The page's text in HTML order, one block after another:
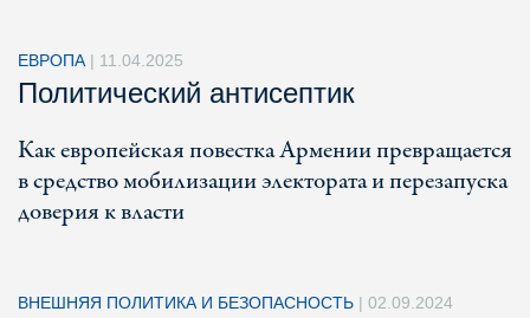
ЕВРОПА | 11.04.2025
Политический антисептик
Как европейская повестка Армении превращается
в средство мобилизации электората и перезапуска
доверия к власти
ВНЕШНЯЯ ПОЛИТИКА И БЕЗОПАСНОСТЬ | 02.09.2024